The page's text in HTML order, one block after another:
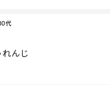
代
んじ